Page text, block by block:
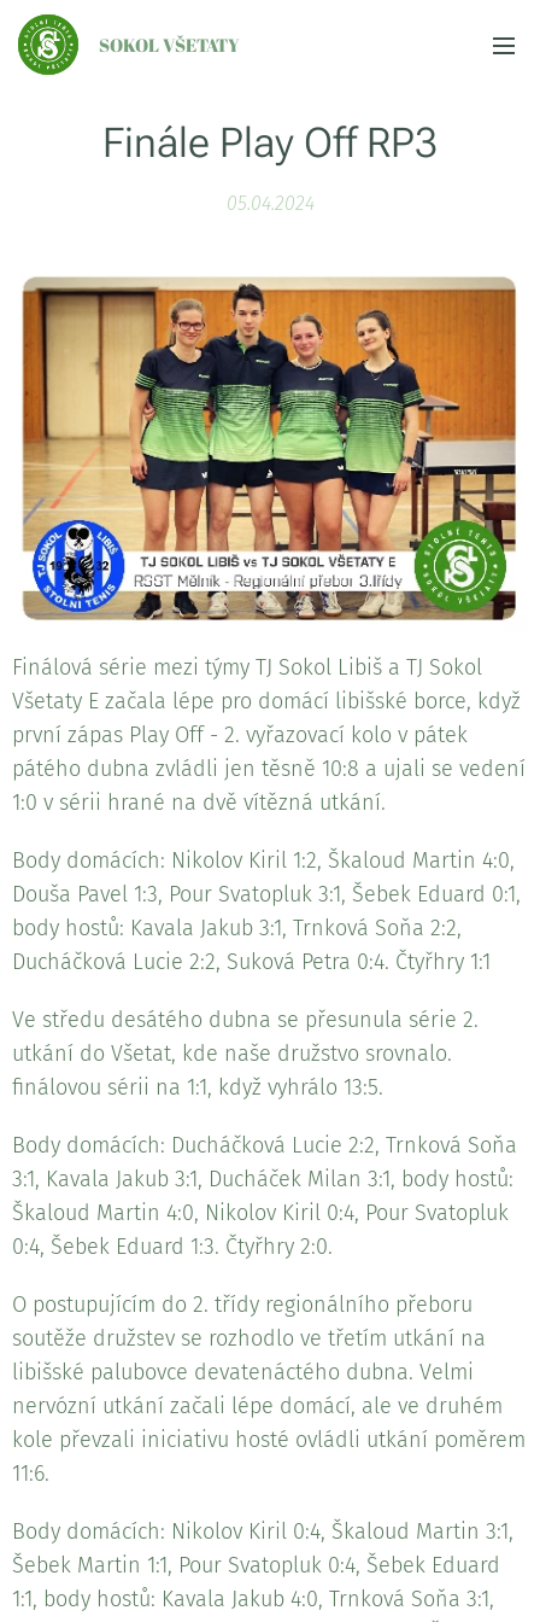
SOKOL VŠETATY
Finále Play Off RP3
05.04.2024
Finálová série mezi týmy TJ Sokol Libiš a TJ Sokol
Všetaty E začala lépe pro domácí libišské borce, když
první zápas Play Off - 2. vyřazovací kolo v pátek
pátého dubna zvládli jen těsně 10:8 a ujali se vedení
1:0 v sérii hrané na dvě vítězná utkání.
Body domácích: Nikolov Kiril 1:2, Škaloud Martin 4:0,
Douša Pavel 1:3, Pour Svatopluk 3:1, Šebek Eduard 0:1,
body hostů: Kavala Jakub 3:1, Trnková Soňa 2:2,
Ducháčková Lucie 2:2, Suková Petra 0:4. Čtyřhry 1:1
Ve středu desátého dubna se přesunula série 2.
utkání do Všetat, kde naše družstvo srovnalo.
finálovou sérii na 1:1, když vyhrálo 13:5.
Body domácích: Ducháčková Lucie 2:2, Trnková Soňa
3:1, Kavala Jakub 3:1, Ducháček Milan 3:1, body hostů:
Škaloud Martin 4:0, Nikolov Kiril 0:4, Pour Svatopluk
0:4, Šebek Eduard 1:3. Čtyřhry 2:0.
O postupujícím do 2. třídy regionálního přeboru
soutěže družstev se rozhodlo ve třetím utkání na
libišské palubovce devatenáctého dubna. Velmi
nervózní utkání začali lépe domácí, ale ve druhém
kole převzali iniciativu hosté ovládli utkání poměrem
11:6.
Body domácích: Nikolov Kiril 0:4, Škaloud Martin 3:1,
Šebek Martin 1:1, Pour Svatopluk 0:4, Šebek Eduard
1:1, body hostů: Kavala Jakub 4:0, Trnková Soňa 3:1,